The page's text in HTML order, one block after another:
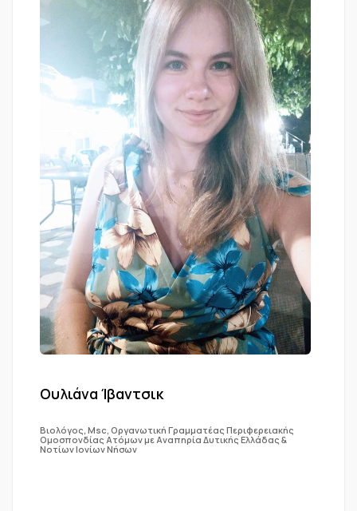
Ουλιάνα Ίβαντσικ
Βιολόγος, Msc, Οργανωτική Γραμματέας Περιφερειακής
Ομοσπονδίας Ατόμων με Αναπηρία Δυτικής Ελλάδας &
Νοτίων Ιονίων Νήσων